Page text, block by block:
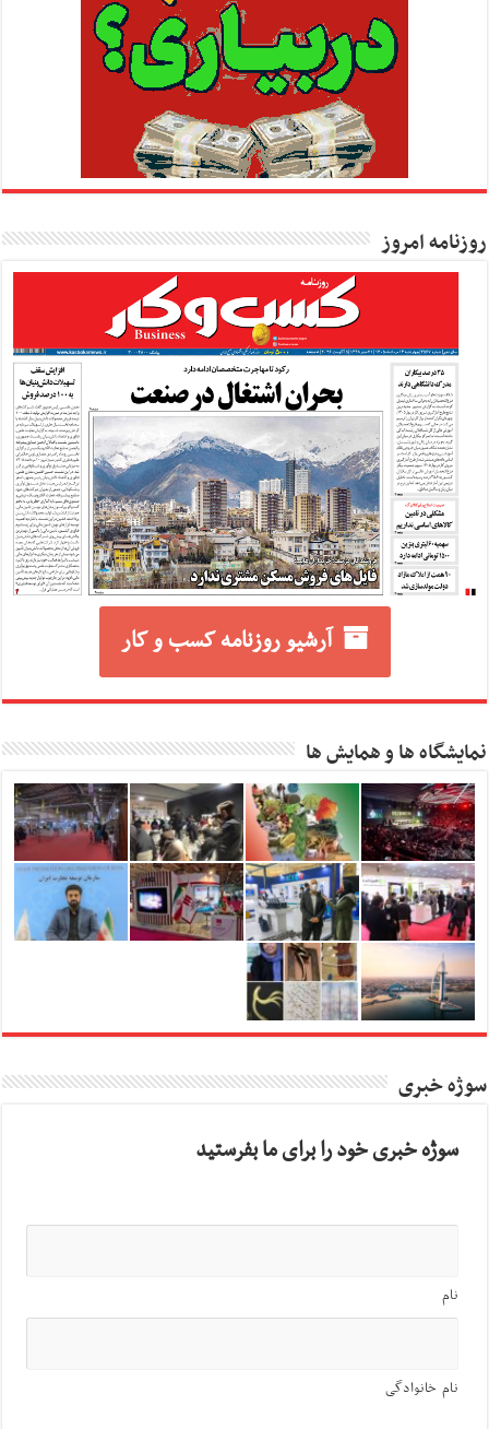
روزنامه امروز
آرشیو روزنامه کسب و کار
نمایشگاه ها و همایش ها
سوژه خبری
سوژه خبری خود را برای ما بفرستید
نام
نام خانوادگی